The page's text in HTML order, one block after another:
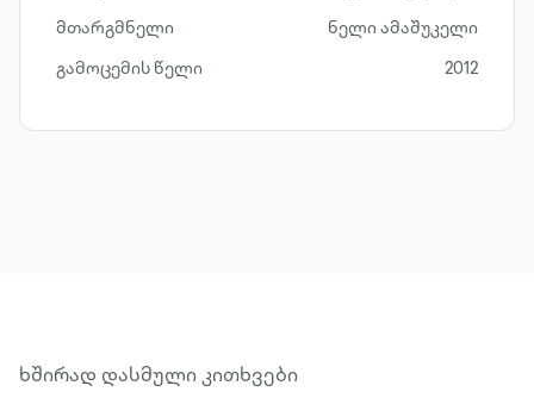
მთარგმნელი
ნელი ამაშუკელი
გამოცემის წელი
2012
ხშირად დასმული კითხვები